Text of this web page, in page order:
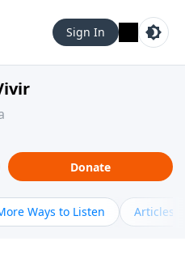
Sign In
Donate
Ways to Listen Articles